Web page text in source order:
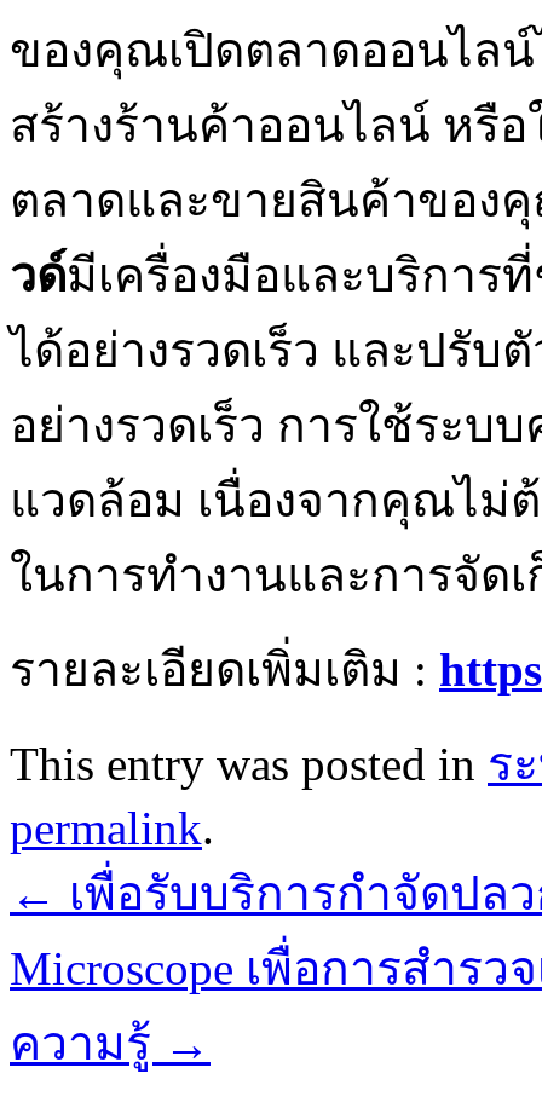
ของคุณเปิดตลาดออนไลน์
สร้างร้านค้าออนไลน์ หรื
ตลาดและขายสินค้าของ
วด์มีเครื่องมือและบริการ
ได้อย่างรวดเร็ว และปรับ
อย่างรวดเร็ว การใช้ระบ
แวดล้อม เนื่องจากคุณไม่
ในการทำงานและการจัด
รายละเอียดเพิ่มเติม :
This entry was posted in ร
permalink.
← เพื่อรับบริการกำจัดปล
Microscope เพื่อการสำร
ความรู้ →